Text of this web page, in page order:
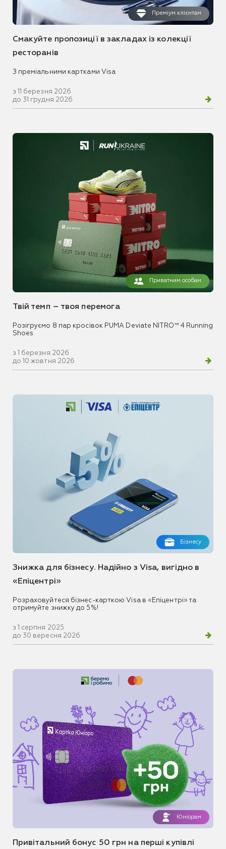
Преміум клієнтам
Смакуйте пропозиції в закладах із колекції
ресторанів
З преміальними картками Visa
з 11 березня 2026
до 31 грудня 2026
Приватним особам
Твій темп – твоя перемога
Розігруємо 8 пар кросівок PUMA Deviate NITRO™ 4 Running
Shoes
з 1 березня 2026
до 10 жовтня 2026
Бізнесу
Знижка для бізнесу. Надійно з Visa, вигідно в
«Епіцентрі»
Розраховуйтеся бізнес-карткою Visa в «Епіцентрі» та
отримуйте знижку до 5%!
з 1 серпня 2025
до 30 вересня 2026
Юніорам
Привітальний бонус 50 грн на перші купівлі